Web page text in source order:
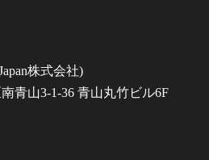
株式会社)
青山3-1-36 青山丸竹ビル6F